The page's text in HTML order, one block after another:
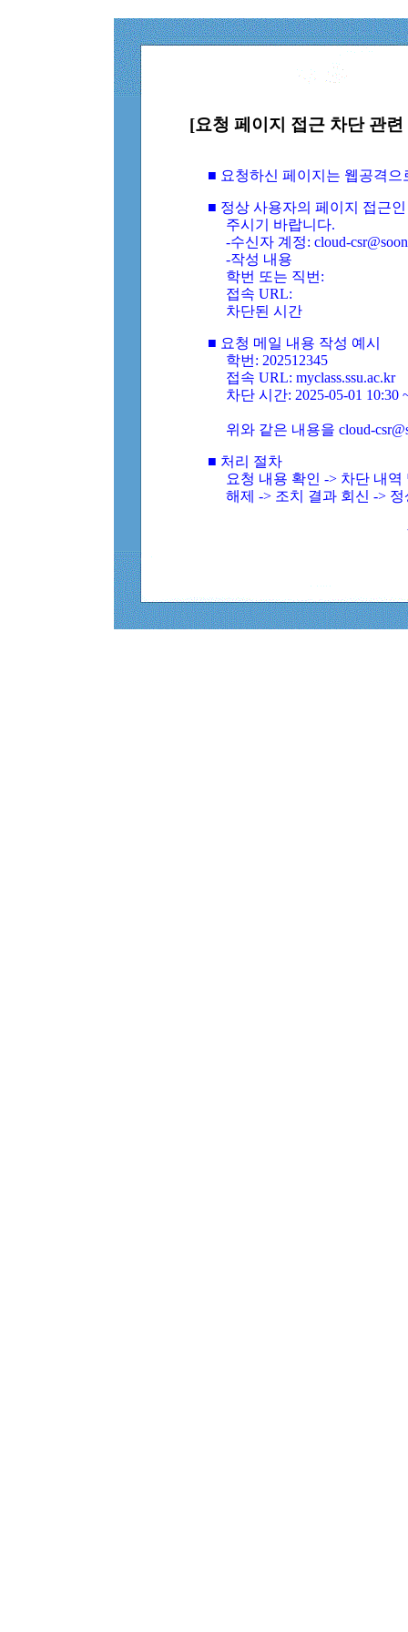
[요청 페이지 접근 차단 관
■ 요청하신 페이지는 웹공격
■ 정상 사용자의 페이지 접근
주시기 바랍니다.
-수신자 계정: cloud-
-작성 내용
학번 또는 직번:
접속 URL:
차단된 시간
■ 요청 메일 내용 작성 예시
학번: 202512345
접속 URL: myclass.ssu.ac.kr
차단 시간: 2025-05-01 10:30
위와 같은 내용을 cloud-
■ 처리 절차
요청 내용 확인 -> 차단 내
해제 -> 조치 결과 회신 ->